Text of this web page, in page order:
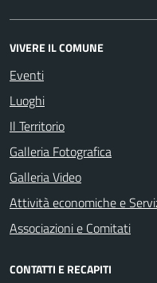
VIVERE IL COMUNE
Eventi
Luoghi
Il Territorio
Galleria Fotografica
Galleria Video
Attività economiche e
Associazioni e Comitati
CONTATTI E RECAPITI